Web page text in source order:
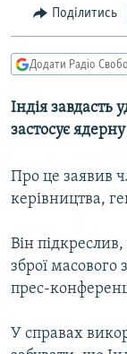
Перейти
до
пошуку
СУСПІЛЬСТВО
УКРАЇНА
ДОНБАС.РЕАЛІЇ
ТИ ЯК?
СХЕМИ
МУЛЬТИМЕДІА
ФОТО
СПЕЦПРОЄКТИ
ПОДКАСТИ
РУС
Поділитись
Додати Радіо
Індія завдасть
застосує
Про це заявив
керівництва,
Він
зброї
прес-
У справах